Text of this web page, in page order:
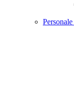
Personale